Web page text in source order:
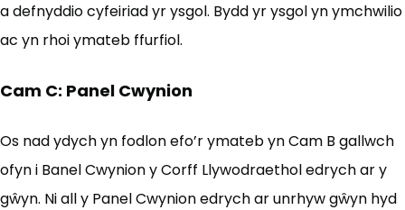
a defnyddio cyfeiriad yr ysgol. Bydd yr ysgol yn ymchwilio
ac yn rhoi ymateb ffurfiol.
Cam C: Panel Cwynion
Os nad ydych yn fodlon efo’r ymateb yn Cam B gallwch
ofyn i Banel Cwynion y Corff Llywodraethol edrych ar y
gŵyn. Ni all y Panel Cwynion edrych ar unrhyw gŵyn hyd